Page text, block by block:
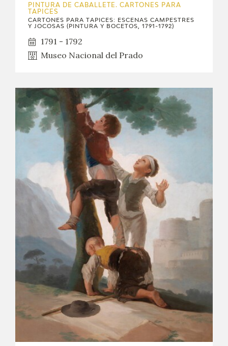
PINTURA DE CABALLETE. CARTONES PARA
TAPICES
CARTONES PARA TAPICES: ESCENAS CAMPESTRES
Y JOCOSAS (PINTURA Y BOCETOS, 1791-1792)
1791 - 1792
Museo Nacional del Prado